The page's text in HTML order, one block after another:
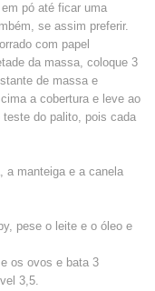
pó até ficar uma
se assim preferir.
com papel
da massa, coloque 3
de massa e
a cobertura e leve ao
teste do palito, pois cada
a manteiga e a canela
pese o leite e o óleo e
os ovos e bata 3
3,5.